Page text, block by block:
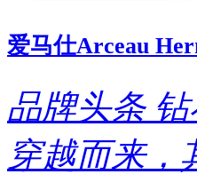
爱马仕Arceau
品牌头条
穿越而来，